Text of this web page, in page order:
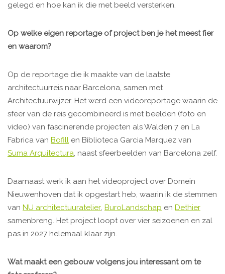
gelegd en hoe kan ik die met beeld versterken.
Op welke eigen reportage of project ben je het meest fier
en waarom?
Op de reportage die ik maakte van de laatste
architectuurreis naar Barcelona, samen met
Architectuurwijzer. Het werd een videoreportage waarin de
sfeer van de reis gecombineerd is met beelden (foto en
video) van fascinerende projecten als Walden 7 en La
Fabrica van Bofill en Biblioteca Garcia Marquez van
Suma Arquitectura, naast sfeerbeelden van Barcelona zelf.
Daarnaast werk ik aan het videoproject over Domein
Nieuwenhoven dat ik opgestart heb, waarin ik de stemmen
van NU architectuuratelier, BuroLandschap en Dethier
samenbreng. Het project loopt over vier seizoenen en zal
pas in 2027 helemaal klaar zijn.
Wat maakt een gebouw volgens jou interessant om te